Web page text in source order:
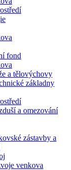
fond
a tělovýchovy
základny
a omezování
zástavby a
venkova